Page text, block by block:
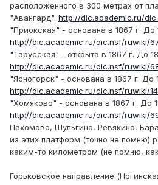
расположенного в 300 метрах от
"Авангард". http://dic.academic.ru/
"Приокская" - основана в 1867 г. До
http://dic.academic.ru/dic.nsf/ruwiki/
"Тарусская" - открыта в 1867 г. До
http://dic.academic.ru/dic.nsf/ruwiki/
"Ясногорск" - основана в 1867 г. До
http://dic.academic.ru/dic.nsf/ruwiki/
"Хомяково" - основана в 1867 г. До
http://dic.academic.ru/dic.nsf/ruwiki/
Пахомово, Шульгино, Ревякино,
из этих платформ (точно не помню)
каким-то километром (не помню,
Горьковское направление